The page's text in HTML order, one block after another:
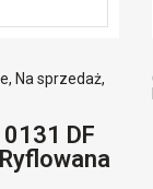
, Na sprzedaż,
0131 DF